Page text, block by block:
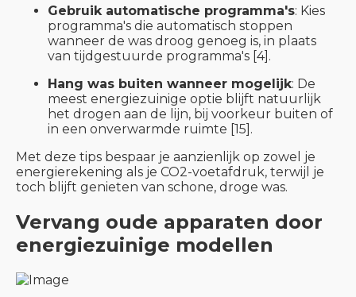
Gebruik automatische programma's: Kies
programma's die automatisch stoppen
wanneer de was droog genoeg is, in plaats
van tijdgestuurde programma's [4].
Hang was buiten wanneer mogelijk: De
meest energiezuinige optie blijft natuurlijk
het drogen aan de lijn, bij voorkeur buiten of
in een onverwarmde ruimte [15].
Met deze tips bespaar je aanzienlijk op zowel je
energierekening als je CO2-voetafdruk, terwijl je
toch blijft genieten van schone, droge was.
Vervang oude apparaten door
energiezuinige modellen